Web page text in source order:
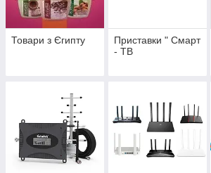
Товари з Єгипту
Приставки " Смарт
- ТВ